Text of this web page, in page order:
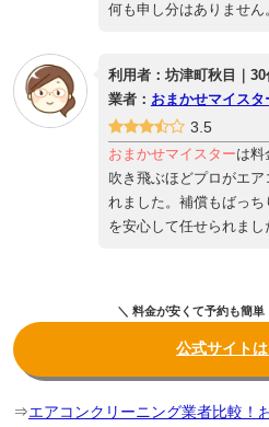
何も申し分はありません
利用者：坊津町秋目｜30
業者： おまかせマイス
3.5
おまかせマイスターは料
吹き飛ぶほどプロがエア
れました。補償もばっ
を安心して任せられまし
＼ 料金が安くて予約も簡単
公式サイト
⇒エアコンクリーニング業者比較！